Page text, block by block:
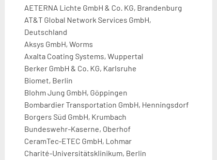
AETERNA Lichte GmbH & Co. KG, Brandenburg
AT&T Global Network Services GmbH,
Deutschland
Aksys GmbH, Worms
Axalta Coating Systems, Wuppertal
Berker GmbH & Co. KG, Karlsruhe
Biomet, Berlin
Blohm Jung GmbH, Göppingen
Bombardier Transportation GmbH, Henningsdorf
Borgers Süd GmbH, Krumbach
Bundeswehr-Kaserne, Oberhof
CeramTec-ETEC GmbH, Lohmar
Charité-Universitätsklinikum, Berlin